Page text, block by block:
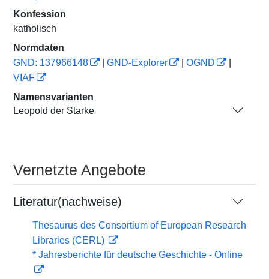
Konfession
katholisch
Normdaten
GND: 137966148
GND-Explorer OGND
VIAF
Namensvarianten
Leopold der Starke
Vernetzte Angebote
Literatur(nachweise)
Thesaurus des Consortium of European Research
Libraries (CERL)
* Jahresberichte für deutsche Geschichte - Online